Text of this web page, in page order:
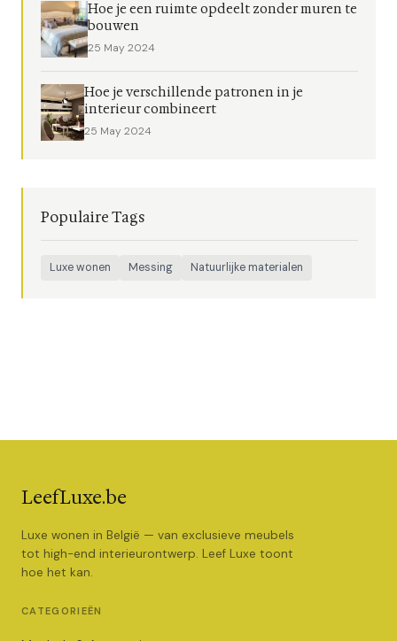
Hoe je een ruimte opdeelt zonder muren te
bouwen
25 May 2024
Hoe je verschillende patronen in je
interieur combineert
25 May 2024
Populaire Tags
Luxe wonen Messing Natuurlijke materialen
LeefLuxe.be
Luxe wonen in België — van exclusieve meubels
tot high-end interieurontwerp. Leef Luxe toont
hoe het kan.
CATEGORIEËN